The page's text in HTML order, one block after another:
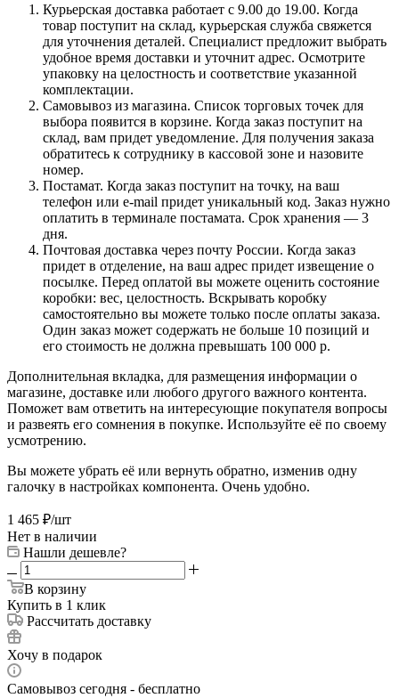
Курьерская доставка работает с 9.00 до 19.00. Когда
товар поступит на склад, курьерская служба свяжется
для уточнения деталей. Специалист предложит выбрать
удобное время доставки и уточнит адрес. Осмотрите
упаковку на целостность и соответствие указанной
комплектации.
Самовывоз из магазина. Список торговых точек для
выбора появится в корзине. Когда заказ поступит на
склад, вам придет уведомление. Для получения заказа
обратитесь к сотруднику в кассовой зоне и назовите
номер.
Постамат. Когда заказ поступит на точку, на ваш
телефон или e-mail придет уникальный код. Заказ нужно
оплатить в терминале постамата. Срок хранения — 3
дня.
Почтовая доставка через почту России. Когда заказ
придет в отделение, на ваш адрес придет извещение о
посылке. Перед оплатой вы можете оценить состояние
коробки: вес, целостность. Вскрывать коробку
самостоятельно вы можете только после оплаты заказа.
Один заказ может содержать не больше 10 позиций и
его стоимость не должна превышать 100 000 р.
Дополнительная вкладка, для размещения информации о
магазине, доставке или любого другого важного контента.
Поможет вам ответить на интересующие покупателя вопросы
и развеять его сомнения в покупке. Используйте её по своему
усмотрению.
Вы можете убрать её или вернуть обратно, изменив одну
галочку в настройках компонента. Очень удобно.
1 465 ₽/шт
Нет в наличии
Нашли дешевле?
В корзину
Купить в 1 клик
Рассчитать доставку
Хочу в подарок
Самовывоз сегодня - бесплатно